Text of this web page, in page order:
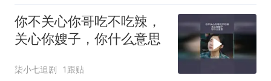
你不关心你哥吃不吃辣，
关心你嫂子，你什么意思
柒小七追剧 1跟贴